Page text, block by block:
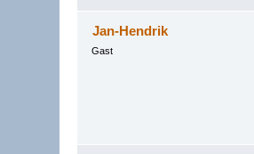
Jan-Hendrik
Gast